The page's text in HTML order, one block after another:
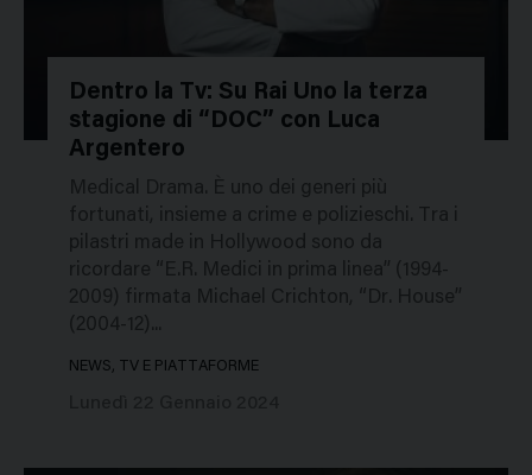
267618
Dentro la Tv: Su Rai Uno la terza
stagione di “DOC” con Luca
Argentero
Medical Drama. È uno dei generi più
fortunati, insieme a crime e polizieschi. Tra i
pilastri made in Hollywood sono da
ricordare “E.R. Medici in prima linea” (1994-
2009) firmata Michael Crichton, “Dr. House”
(2004-12)...
NEWS, TV E PIATTAFORME